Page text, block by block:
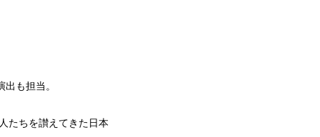
も担当。
たちを讃えてきた日本